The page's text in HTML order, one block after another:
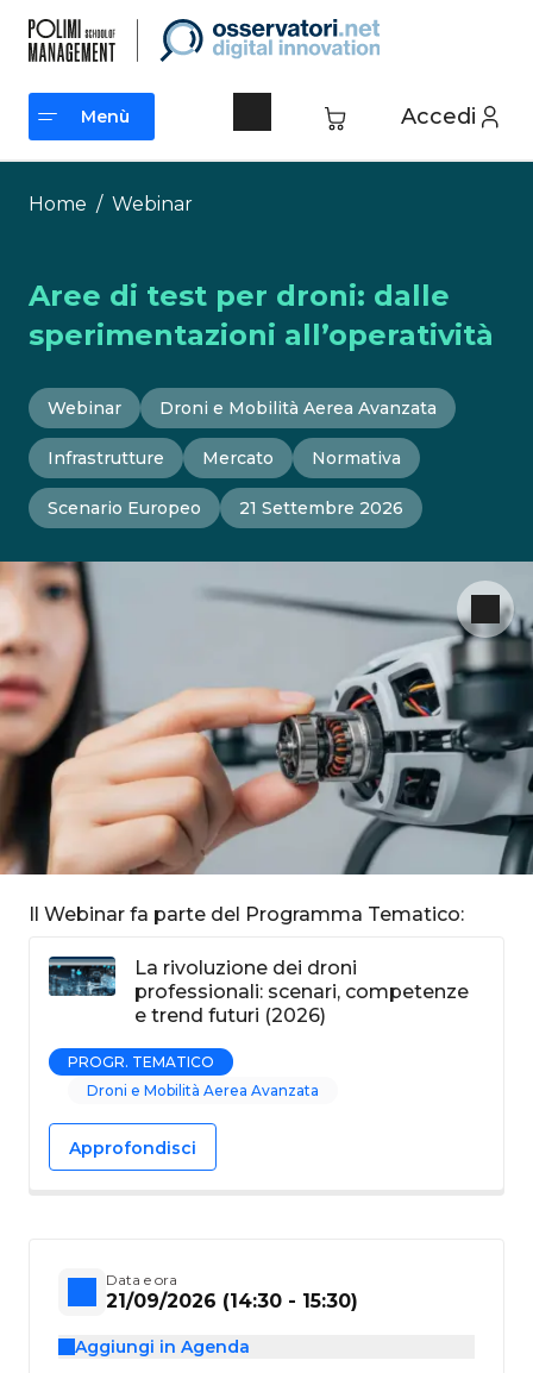
contenuto
Accedi
Menù
Menù
Home / Webinar
Aree di test per droni: dalle
sperimentazioni all’operatività
Webinar Droni e Mobilità Aerea Avanzata
Infrastrutture Mercato Normativa
Scenario Europeo 21 Settembre 2026
Il Webinar fa parte del Programma Tematico:
La rivoluzione dei droni
professionali: scenari, competenze
e trend futuri (2026)
PROGR. TEMATICO
Droni e Mobilità Aerea Avanzata
Approfondisci
Data e ora
21/09/2026 (14:30 - 15:30)
Aggiungi in Agenda